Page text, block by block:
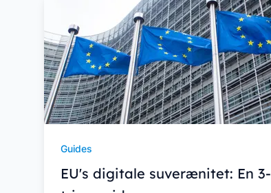
Guides
EU's digitale suverænitet: En 3-